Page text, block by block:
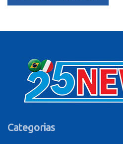
Categorias